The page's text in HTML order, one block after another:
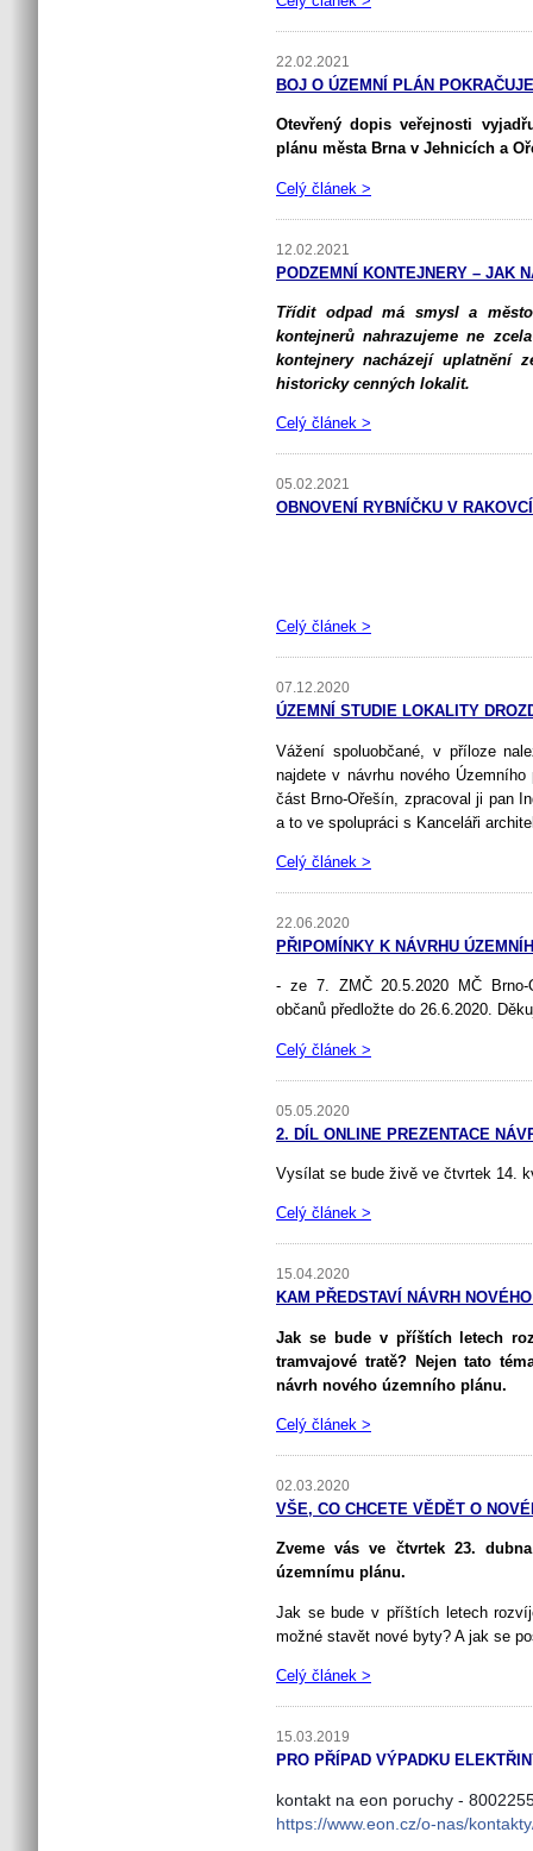
22.02.2021
BOJ O ÚZEMNÍ PLÁN
Otevřený dopis veřejnosti
plánu města Brna v Jehnicích a
Celý článek >
12.02.2021
PODZEMNÍ KONTEJNERY – JAK
Třídit odpad má smysl a
kontejnerů nahrazujeme ne
kontejnery nacházejí uplatnění
historicky cenných lokalit.
Celý článek >
05.02.2021
OBNOVENÍ RYBNÍČKU V
Celý článek >
07.12.2020
ÚZEMNÍ STUDIE LOKALITY
Vážení spoluobčané, v příloze
najdete v návrhu nového
část Brno-Ořešín, zpracoval ji pan
a to ve spolupráci s Kanceláři
Celý článek >
22.06.2020
PŘIPOMÍNKY K NÁVRHU
- ze 7. ZMČ 20.5.2020 MČ Brno-
občanů předložte do 26.6.2020.
Celý článek >
05.05.2020
2. DÍL ONLINE PREZENTACE
Vysílat se bude živě ve čtvrtek 14.
Celý článek >
15.04.2020
KAM PŘEDSTAVÍ NÁVRH
Jak se bude v příštích letech
tramvajové tratě? Nejen tato
návrh nového územního plánu.
Celý článek >
02.03.2020
VŠE, CO CHCETE VĚDĚT O
Zveme vás ve čtvrtek 23.
územnímu plánu.
Jak se bude v příštích letech
možné stavět nové byty? A jak se
Celý článek >
15.03.2019
PRO PŘÍPAD VÝPADKU
kontakt na eon poruchy -
https://www.eon.cz/o-nas/